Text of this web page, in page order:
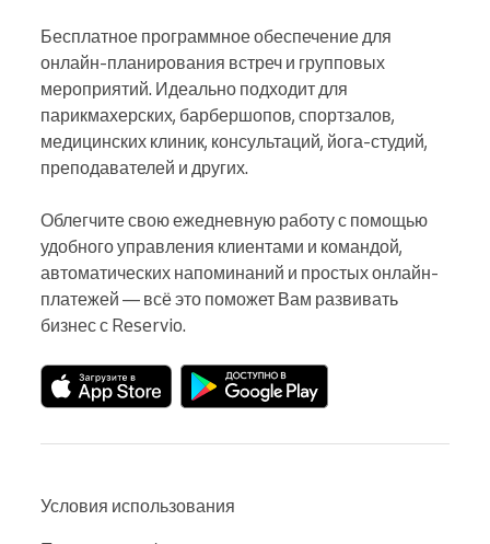
Бесплатное программное обеспечение для
онлайн-планирования встреч и групповых
мероприятий. Идеально подходит для
парикмахерских, барбершопов, спортзалов,
медицинских клиник, консультаций, йога-студий,
преподавателей и других.
Облегчите свою ежедневную работу с помощью
удобного управления клиентами и командой,
автоматических напоминаний и простых онлайн-
платежей — всё это поможет Вам развивать
бизнес с Reservio.
Условия использования